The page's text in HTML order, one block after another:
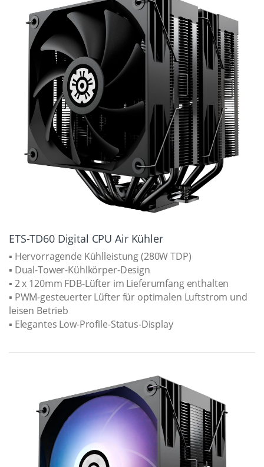
ETS-TD60 Digital CPU Air Kühler
▪ Hervorragende Kühlleistung (280W TDP)
▪ Dual-Tower-Kühlkörper-Design
▪ 2 x 120mm FDB-Lüfter im Lieferumfang enthalten
▪ PWM-gesteuerter Lüfter für optimalen Luftstrom und
leisen Betrieb
▪ Elegantes Low-Profile-Status-Display